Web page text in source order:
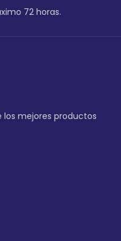
72 horas.
los mejores productos